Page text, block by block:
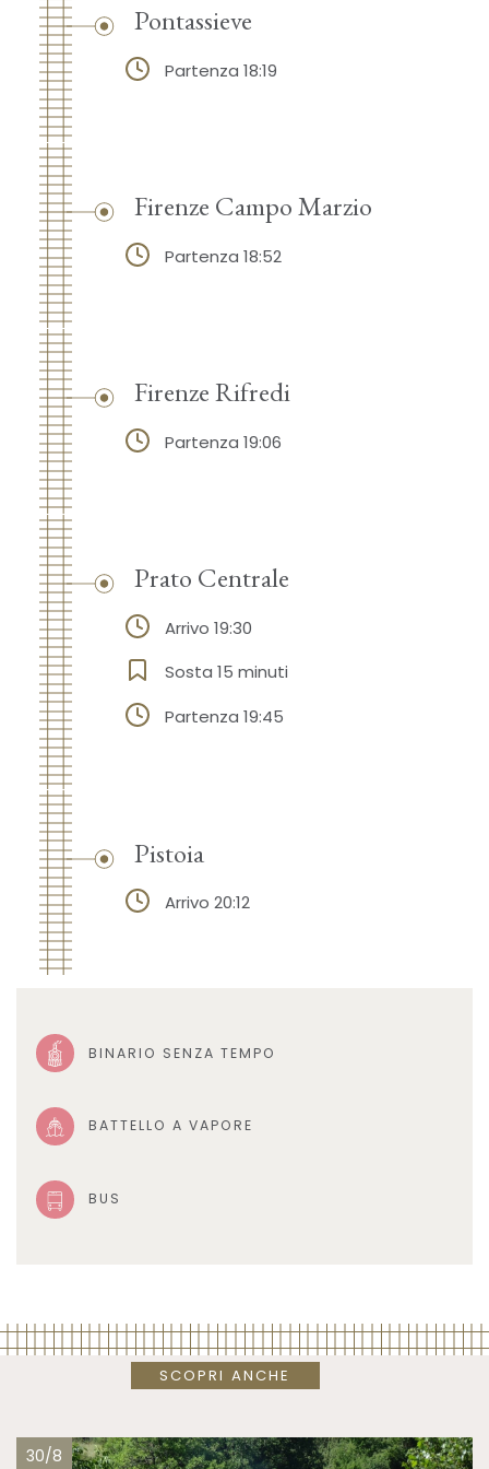
Pontassieve
Partenza 18:19
Firenze Campo Marzio
Partenza 18:52
Firenze Rifredi
Partenza 19:06
Prato Centrale
Arrivo 19:30
Sosta 15 minuti
Partenza 19:45
Pistoia
Arrivo 20:12
BINARIO SENZA TEMPO
BATTELLO A VAPORE
BUS
SCOPRI ANCHE
30/8